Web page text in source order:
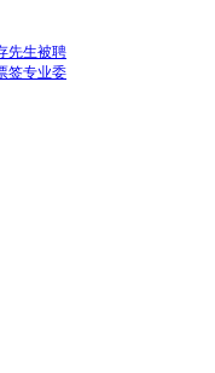
先生被聘
签专业委